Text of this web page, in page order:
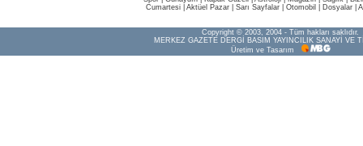
Cumartesi| Aktüel Pazar| Sarı Sayfalar| Otomobil Dosyalar|
Copyright © 2003, 2004 - Tüm hakları saklıdır.
MERKEZ GAZETE DERGİ BASIM YAYINCILIK SANAYİ VE
Üretim ve Tasarım